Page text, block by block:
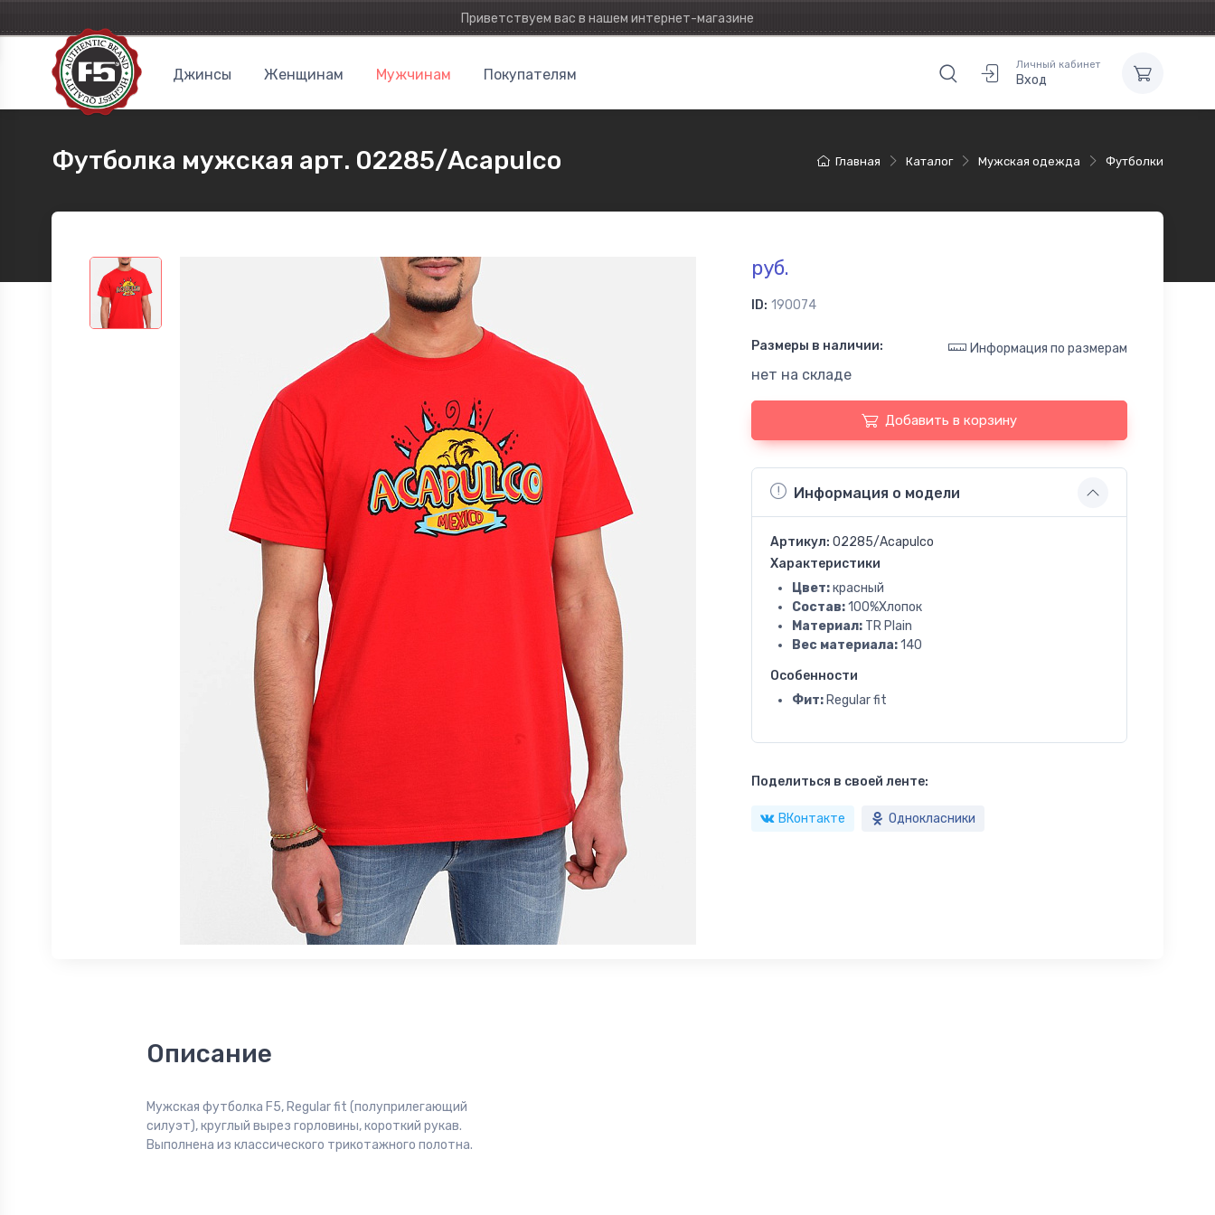
Приветствуем вас в нашем интернет-магазине
Личный кабинет
Вход
Джинсы Женщинам Мужчинам Покупателям
Главная Каталог Мужская одежда Футболки
Футболка мужская арт. 02285/Acapulco
руб.
ID: 190074
Размеры в наличии: Информация по размерам
нет на складе
Добавить в корзину
Информация о модели
Артикул: 02285/Acapulco
Характеристики
Цвет:красный
Состав:100%Хлопок
Материал:TR Plain
Вес материала:140
Особенности
Фит:Regular fit
Поделиться в своей ленте:
ВКонтакте Однокласники
Описание
Мужская футболка F5, Regular fit (полуприлегающий
силуэт), круглый вырез горловины, короткий рукав.
Выполнена из классического трикотажного полотна.